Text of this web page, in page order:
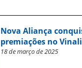
Nova Aliança
premiações no
18 de março de 2025